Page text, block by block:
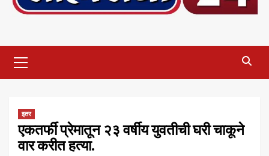
Menu
इतर
एकतर्फी प्रेमातून २३ वर्षीय युवतीची घरी चाकूने
वार करीत हत्या.